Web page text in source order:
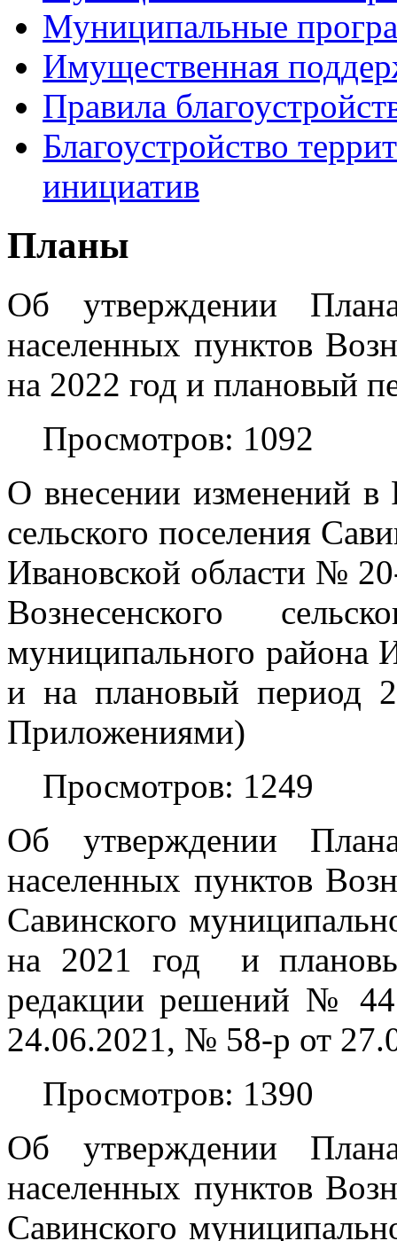
Муниципальные
Имущественная
Правила
Благоустройство
инициатив
Планы
Об утверждении
населенных пунктов
на 2022 год и плановый
Просмотров: 1092
О внесении изменений в
сельского поселения
Ивановской области №
Вознесенского
муниципального района
и на плановый период
Приложениями)
Просмотров: 1249
Об утверждении
населенных пунктов
Савинского
на 2021 год и
редакции решений №
24.06.2021, № 58-р от
Просмотров: 1390
Об утверждении
населенных пунктов
Савинского